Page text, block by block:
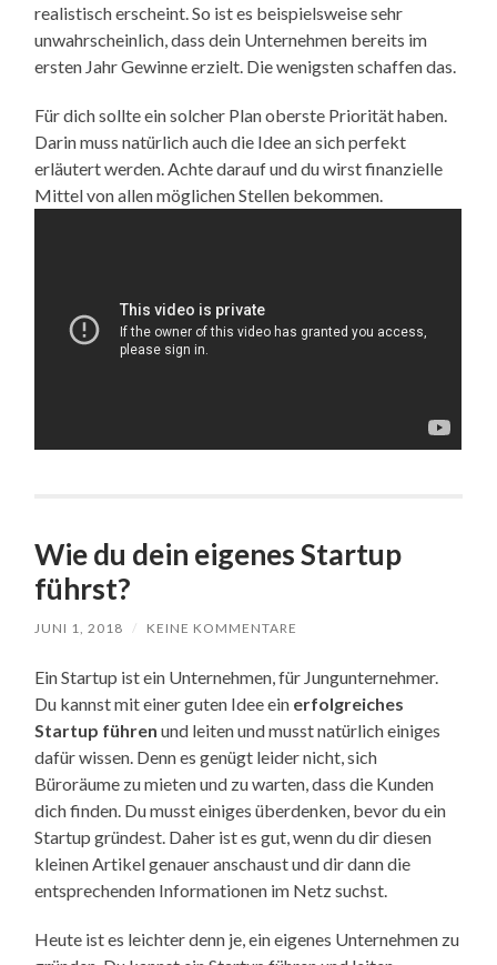
realistisch erscheint. So ist es beispielsweise sehr
unwahrscheinlich, dass dein Unternehmen bereits im
ersten Jahr Gewinne erzielt. Die wenigsten schaffen das.
Für dich sollte ein solcher Plan oberste Priorität haben.
Darin muss natürlich auch die Idee an sich perfekt
erläutert werden. Achte darauf und du wirst finanzielle
Mittel von allen möglichen Stellen bekommen.
Wie du dein eigenes Startup
führst?
JUNI 1, 2018 / KEINE KOMMENTARE
Ein Startup ist ein Unternehmen, für Jungunternehmer.
Du kannst mit einer guten Idee ein erfolgreiches
Startup führen und leiten und musst natürlich einiges
dafür wissen. Denn es genügt leider nicht, sich
Büroräume zu mieten und zu warten, dass die Kunden
dich finden. Du musst einiges überdenken, bevor du ein
Startup gründest. Daher ist es gut, wenn du dir diesen
kleinen Artikel genauer anschaust und dir dann die
entsprechenden Informationen im Netz suchst.
Heute ist es leichter denn je, ein eigenes Unternehmen zu